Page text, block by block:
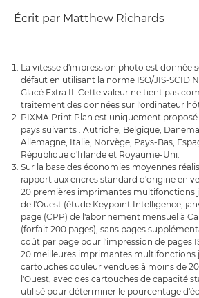
Écrit par Matthew Richards
La vitesse d'impression photo est donnée
défaut en utilisant la norme ISO/JIS-SCID
Glacé Extra II. Cette valeur ne tient pas
traitement des données sur l'ordinateur
PIXMA Print Plan est uniquement proposé
pays suivants : Autriche, Belgique,
Allemagne, Italie, Norvège, Pays-Bas,
République d'Irlande et Royaume-Uni.
Sur la base des économies moyennes
rapport aux encres standard d'origine en
20 premières imprimantes multifonctions
de l'Ouest (étude Keypoint Intelligence,
page (CPP) de l'abonnement mensuel à
(forfait 200 pages), sans pages
coût par page pour l'impression de pages
20 meilleures imprimantes multifonctions
cartouches couleur vendues à moins de
l'Ouest, avec des cartouches de capacité
utilisé pour déterminer le pourcentage